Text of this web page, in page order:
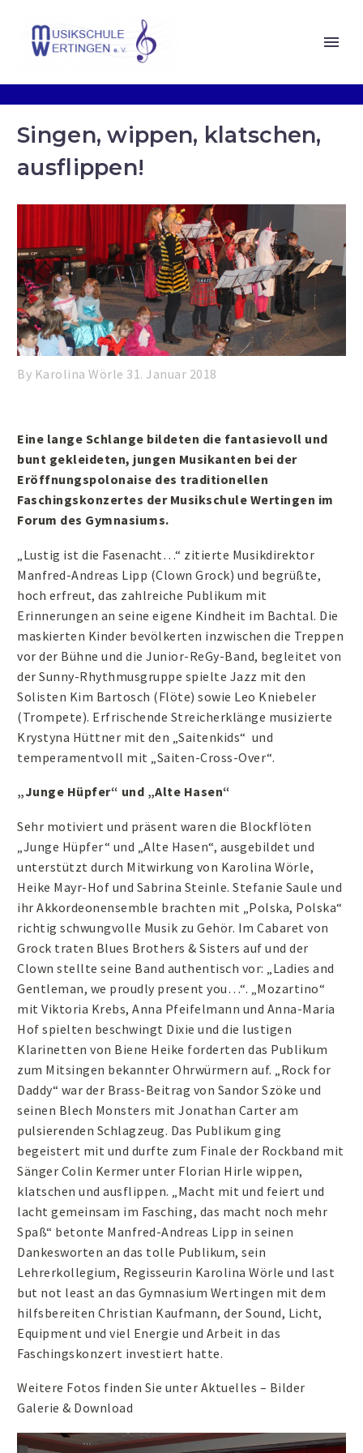
Singen, wippen, klatschen,
ausflippen!
By Karolina Wörle 31. Januar 2018
Eine lange Schlange bildeten die fantasievoll und
bunt gekleideten, jungen Musikanten bei der
Eröffnungspolonaise des traditionellen
Faschingskonzertes der Musikschule Wertingen im
Forum des Gymnasiums.
„Lustig ist die Fasenacht…“ zitierte Musikdirektor
Manfred-Andreas Lipp (Clown Grock) und begrüßte,
hoch erfreut, das zahlreiche Publikum mit
Erinnerungen an seine eigene Kindheit im Bachtal. Die
maskierten Kinder bevölkerten inzwischen die Treppen
vor der Bühne und die Junior-ReGy-Band, begleitet von
der Sunny-Rhythmusgruppe spielte Jazz mit den
Solisten Kim Bartosch (Flöte) sowie Leo Kniebeler
(Trompete). Erfrischende Streicherklänge musizierte
Krystyna Hüttner mit den „Saitenkids“ und
temperamentvoll mit „Saiten-Cross-Over“.
„Junge Hüpfer“ und „Alte Hasen“
Sehr motiviert und präsent waren die Blockflöten
„Junge Hüpfer“ und „Alte Hasen“, ausgebildet und
unterstützt durch Mitwirkung von Karolina Wörle,
Heike Mayr-Hof und Sabrina Steinle. Stefanie Saule und
ihr Akkordeonensemble brachten mit „Polska, Polska“
richtig schwungvolle Musik zu Gehör. Im Cabaret von
Grock traten Blues Brothers & Sisters auf und der
Clown stellte seine Band authentisch vor: „Ladies and
Gentleman, we proudly present you…“. „Mozartino“
mit Viktoria Krebs, Anna Pfeifelmann und Anna-Maria
Hof spielten beschwingt Dixie und die lustigen
Klarinetten von Biene Heike forderten das Publikum
zum Mitsingen bekannter Ohrwürmern auf. „Rock for
Daddy“ war der Brass-Beitrag von Sandor Szöke und
seinen Blech Monsters mit Jonathan Carter am
pulsierenden Schlagzeug. Das Publikum ging
begeistert mit und durfte zum Finale der Rockband mit
Sänger Colin Kermer unter Florian Hirle wippen,
klatschen und ausflippen. „Macht mit und feiert und
lacht gemeinsam im Fasching, das macht noch mehr
Spaß“ betonte Manfred-Andreas Lipp in seinen
Dankesworten an das tolle Publikum, sein
Lehrerkollegium, Regisseurin Karolina Wörle und last
but not least an das Gymnasium Wertingen mit dem
hilfsbereiten Christian Kaufmann, der Sound, Licht,
Equipment und viel Energie und Arbeit in das
Faschingskonzert investiert hatte.
Weitere Fotos finden Sie unter Aktuelles – Bilder
Galerie & Download